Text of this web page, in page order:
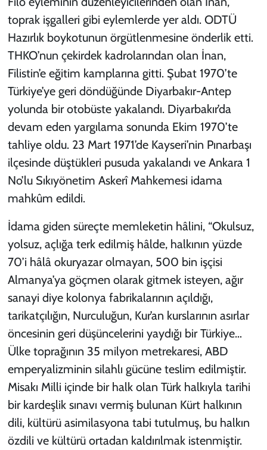
toprak işgalleri gibi eylemlerde yer aldı. ODTÜ
Hazırlık boykotunun örgütlenmesine önderlik etti.
THKO’nun çekirdek kadrolarından olan İnan,
Filistin’e eğitim kamplarına gitti. Şubat 1970’te
Türkiye’ye geri döndüğünde Diyarbakır-Antep
yolunda bir otobüste yakalandı. Diyarbakır’da
devam eden yargılama sonunda Ekim 1970’te
tahliye oldu. 23 Mart 1971’de Kayseri’nin Pınarbaşı
ilçesinde düştükleri pusuda yakalandı ve Ankara 1
No’lu Sıkıyönetim Askerî Mahkemesi idama
mahkûm edildi.
İdama giden süreçte memleketin hâlini, “Okulsuz,
yolsuz, açlığa terk edilmiş hâlde, halkının yüzde
70’i hâlâ okuryazar olmayan, 500 bin işçisi
Almanya’ya göçmen olarak gitmek isteyen, ağır
sanayi diye kolonya fabrikalarının açıldığı,
tarikatçılığın, Nurculuğun, Kur’an kurslarının asırlar
öncesinin geri düşüncelerini yaydığı bir Türkiye…
Ülke toprağının 35 milyon metrekaresi, ABD
emperyalizminin silahlı gücüne teslim edilmiştir.
Misakı Milli içinde bir halk olan Türk halkıyla tarihi
bir kardeşlik sınavı vermiş bulunan Kürt halkının
dili, kültürü asimilasyona tabi tutulmuş, bu halkın
özdili ve kültürü ortadan kaldırılmak istenmiştir.